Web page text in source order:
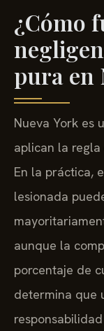
¿Cómo
pura en
Nueva York es
aplican la regla
En la práctica,
lesionada
aunque la
porcentaje de
determina que